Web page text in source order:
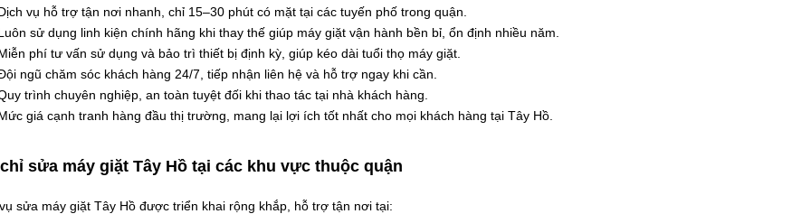
vụ hỗ trợ tận nơi nhanh, chỉ 15–30 phút có mặt tại các tuyến phố trong quận.
sử dụng linh kiện chính hãng khi thay thế giúp máy giặt vận hành bền bỉ, ổn định nhiều năm.
phí tư vấn sử dụng và bảo trì thiết bị định kỳ, giúp kéo dài tuổi thọ máy giặt.
ngũ chăm sóc khách hàng 24/7, tiếp nhận liên hệ và hỗ trợ ngay khi cần.
trình chuyên nghiệp, an toàn tuyệt đối khi thao tác tại nhà khách hàng.
giá cạnh tranh hàng đầu thị trường, mang lại lợi ích tốt nhất cho mọi khách hàng tại Tây Hồ.
sửa máy giặt Tây Hồ tại các khu vực thuộc quận
sửa máy giặt Tây Hồ được triển khai rộng khắp, hỗ trợ tận nơi tại: